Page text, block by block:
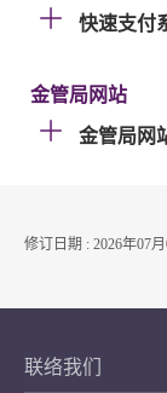
快速支付
金管局网站
金管局网
修订日期 : 2026年07月
联络我们